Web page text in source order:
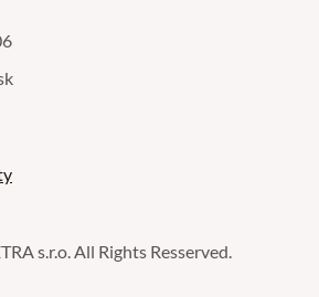
s.r.o. All Rights Resserved.